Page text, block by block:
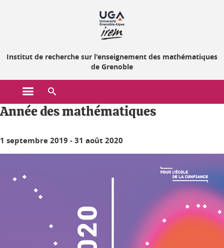
Institut de recherche sur l'enseignement des mathématiques
de Grenoble
Ouvrir le menu principal
Année des mathématiques
1 septembre 2019 -31 août 2020